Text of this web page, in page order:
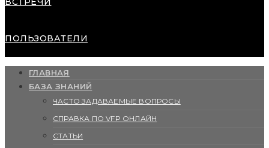
ПОЛЬЗОВАТЕЛИ
ГЛАВНАЯ
БАЗА ЗНАНИЙ
ЧАСТО ЗАДАВАЕМЫЕ ВОПРОСЫ
СПРАВКА ПО VFP ОНЛАЙН
СТАТЬИ